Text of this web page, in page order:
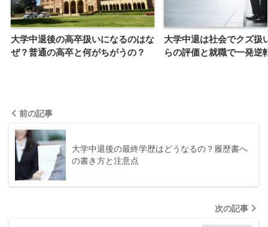
大学中退後の高卒扱いになるのはな
ぜ？普通の高卒と何がちがうの？
大学中退は社会でクズ扱
らの評価と就職で一発逆
前の記事
大学中退後の最終学歴はどうなるの？履歴書へ
の書き方と注意点
次の記事